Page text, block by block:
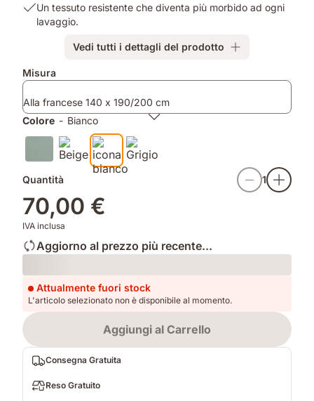
per
grazie
tessuto
traspirante.
2:
Comfort
USP
che
più
morbido
lavaggio.
Un tessuto resistente che diventa più morbido ad ogni
lavaggio.
Vedi tutti i dettagli del prodotto
Misura
Alla francese 140 x 190/200 cm
Colore - Bianco
Quantità 1
70,00 €
IVA inclusa
Aggiorno al prezzo più recente...
Loading
Attualmente fuori stock
L'articolo selezionato non è disponibile al momento.
Aggiungi al Carrello
Consegna Gratuita
Reso Gratuito